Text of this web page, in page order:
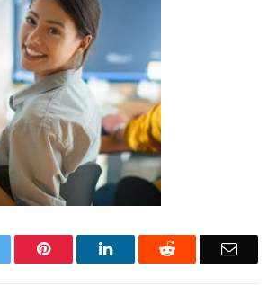
Pinterest LinkedIn Reddit Email